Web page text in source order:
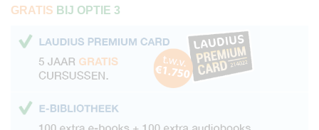
GRATIS BIJ OPTIE 3